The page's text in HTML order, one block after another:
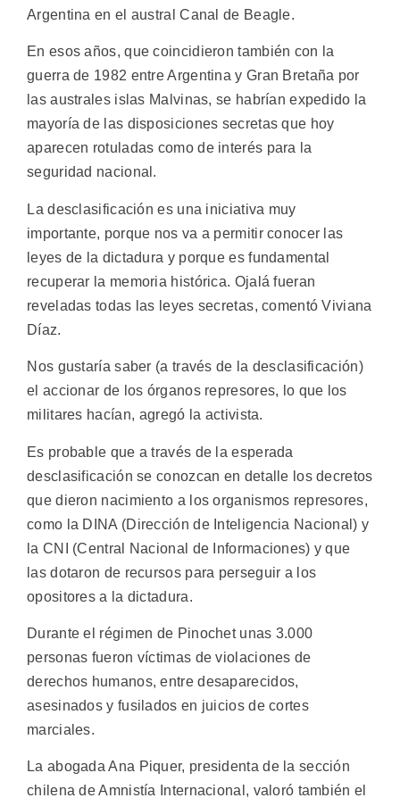
Argentina en el austral Canal de Beagle.
En esos años, que coincidieron también con la
guerra de 1982 entre Argentina y Gran Bretaña por
las australes islas Malvinas, se habrían expedido la
mayoría de las disposiciones secretas que hoy
aparecen rotuladas como de interés para la
seguridad nacional.
La desclasificación es una iniciativa muy
importante, porque nos va a permitir conocer las
leyes de la dictadura y porque es fundamental
recuperar la memoria histórica. Ojalá fueran
reveladas todas las leyes secretas, comentó Viviana
Díaz.
Nos gustaría saber (a través de la desclasificación)
el accionar de los órganos represores, lo que los
militares hacían, agregó la activista.
Es probable que a través de la esperada
desclasificación se conozcan en detalle los decretos
que dieron nacimiento a los organismos represores,
como la DINA (Dirección de Inteligencia Nacional) y
la CNI (Central Nacional de Informaciones) y que
las dotaron de recursos para perseguir a los
opositores a la dictadura.
Durante el régimen de Pinochet unas 3.000
personas fueron víctimas de violaciones de
derechos humanos, entre desaparecidos,
asesinados y fusilados en juicios de cortes
marciales.
La abogada Ana Piquer, presidenta de la sección
chilena de Amnistía Internacional, valoró también el